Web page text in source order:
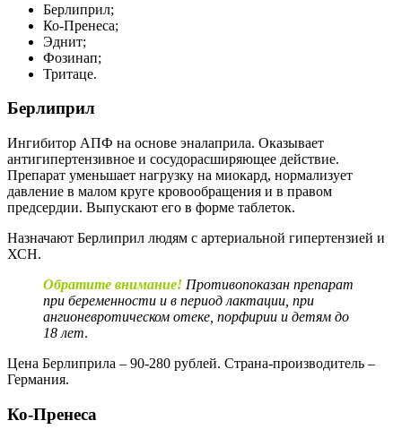
Берлиприл;
Ко-Пренеса;
Эднит;
Фозинап;
Тритаце.
Берлиприл
Ингибитор АПФ на основе эналаприла. Оказывает
антигипертензивное и сосудорасширяющее действие.
Препарат уменьшает нагрузку на миокард, нормализует
давление в малом круге кровообращения и в правом
предсердии. Выпускают его в форме таблеток.
Назначают Берлиприл людям с артериальной гипертензией и
ХСН.
Обратите внимание! Противопоказан препарат
при беременности и в период лактации, при
ангионевротическом отеке, порфирии и детям до
18 лет.
Цена Берлиприла – 90-280 рублей. Страна-производитель –
Германия.
Ко-Пренеса